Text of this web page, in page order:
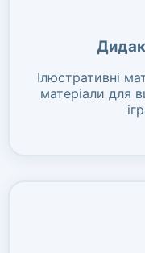
Ілюстративні
матеріали для